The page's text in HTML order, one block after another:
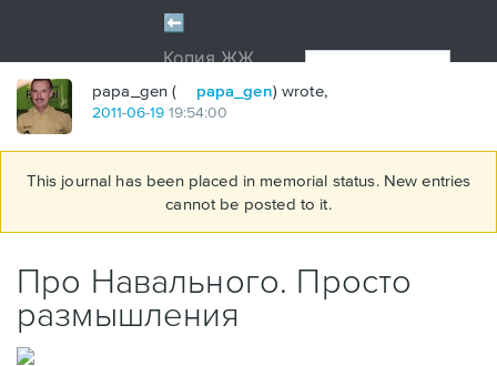
papa_gen ( papa_gen) wrote,
2011-06-19 19:54:00
This journal has been placed in memorial status. New entries
cannot be posted to it.
Про Навального. Просто
размышления